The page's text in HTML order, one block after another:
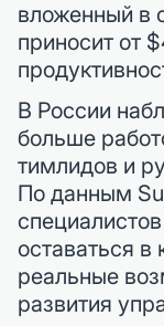
вложенный в
приносит от
В России
больше
тимлидов и
По данным
оставаться
реальные
развития